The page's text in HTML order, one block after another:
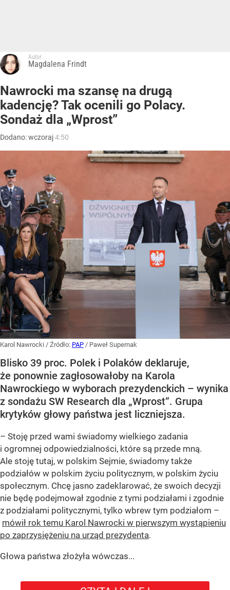
Autor:
Magdalena Frindt
Nawrocki ma szansę na drugą
kadencję? Tak ocenili go Polacy.
Sondaż dla „Wprost”
Dodano:wczoraj4:50
Karol Nawrocki / Źródło: PAP / Paweł Supernak
Blisko 39 proc. Polek i Polaków deklaruje,
że ponownie zagłosowałoby na Karola
Nawrockiego w wyborach prezydenckich – wynika
z sondażu SW Research dla „Wprost”. Grupa
krytyków głowy państwa jest liczniejsza.
– Stoję przed wami świadomy wielkiego zadania
i ogromnej odpowiedzialności, które są przede mną.
Ale stoję tutaj, w polskim Sejmie, świadomy także
podziałów w polskim życiu politycznym, w polskim życiu
społecznym. Chcę jasno zadeklarować, że swoich decyzji
nie będę podejmował zgodnie z tymi podziałami i zgodnie
z podziałami politycznymi, tylko wbrew tym podziałom –
mówił rok temu Karol Nawrocki w pierwszym wystąpieniu
po zaprzysiężeniu na urząd prezydenta.
Głowa państwa złożyła wówczas...